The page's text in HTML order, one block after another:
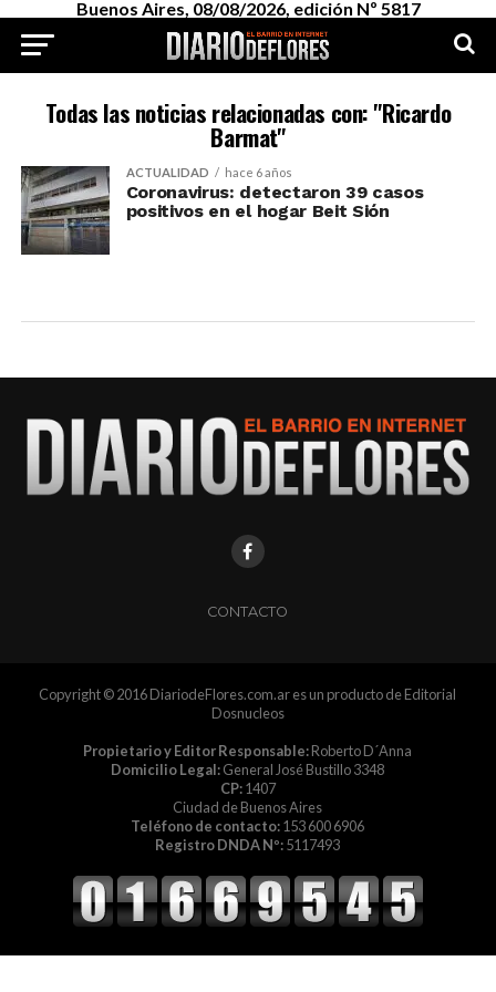
Buenos Aires, 08/08/2026, edición Nº 5817
Todas las noticias relacionadas con: "Ricardo
Barmat"
ACTUALIDAD hace 6 años
Coronavirus: detectaron 39 casos
positivos en el hogar Beit Sión
CONTACTO
Copyright © 2016 DiariodeFlores.com.ar es un producto de Editorial
Dosnucleos
Propietario y Editor Responsable:Roberto D´Anna
Domicilio Legal:General José Bustillo 3348
CP:1407
Ciudad de Buenos Aires
Teléfono de contacto:153 600 6906
Registro DNDA Nº:5117493